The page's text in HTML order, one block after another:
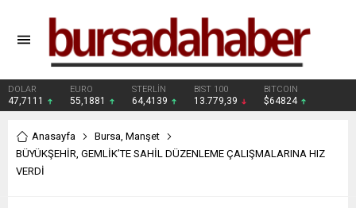
DOLAR
47,7111
EURO
55,1881
STERLİN
64,4139
BIST 100
13.779,39
BITCOIN
$64824
Anasayfa Bursa, Manşet
BÜYÜKŞEHİR, GEMLİK’TE SAHİL DÜZENLEME ÇALIŞMALARINA HIZ
VERDİ